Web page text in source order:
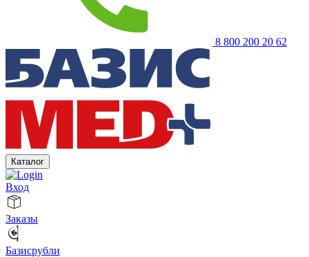
8 800 200 20 62
Каталог
Вход
Заказы
Базисрубли